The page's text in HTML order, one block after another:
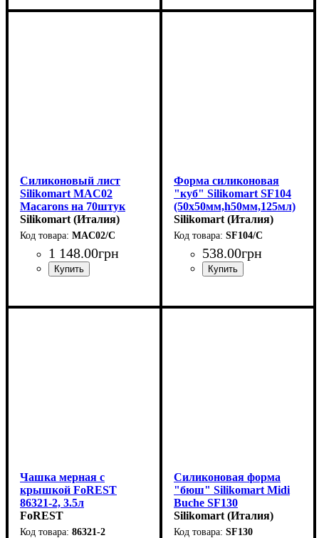
Силиконовый лист
Silikomart MAC02
Macarons на 70штук
(d40мм,600х400мм)
Silikomart (Италия)
MAC02/C
1 148.00грн
Форма силиконовая
"куб" Silikomart SF104
(50х50мм,h50мм,125мл)
Silikomart (Италия)
SF104/C
538.00грн
Чашка мерная с
крышкой FoREST
86321-2, 3.5л
FoREST
86321-2
Силиконовая форма
"бюш" Silikomart Midi
Buche SF130
(84х32мм,h35мм,83мл)
Silikomart (Италия)
SF130